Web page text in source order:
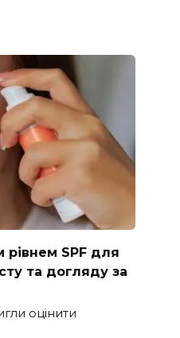
SPF для
та догляду за
оцінити